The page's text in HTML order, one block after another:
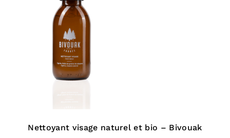
Nettoyant visage naturel et bio – Bivouak